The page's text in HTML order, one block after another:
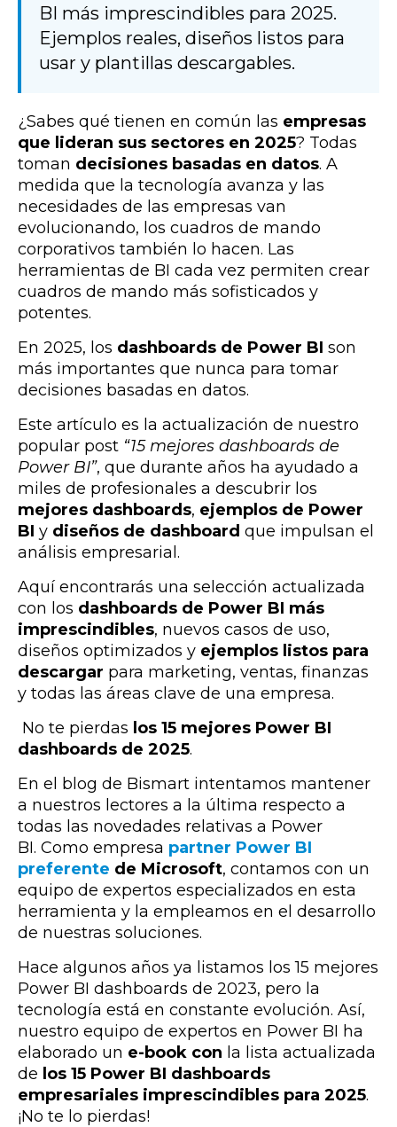
BI más imprescindibles para 2025.
Ejemplos reales, diseños listos para
usar y plantillas descargables.
¿Sabes qué tienen en común las empresas
que lideran sus sectores en 2025? Todas
toman decisiones basadas en datos. A
medida que la tecnología avanza y las
necesidades de las empresas van
evolucionando, los cuadros de mando
corporativos también lo hacen. Las
herramientas de BI cada vez permiten crear
cuadros de mando más sofisticados y
potentes.
En 2025, los dashboards de Power BI son
más importantes que nunca para tomar
decisiones basadas en datos.
Este artículo es la actualización de nuestro
popular post “15 mejores dashboards de
Power BI”, que durante años ha ayudado a
miles de profesionales a descubrir los
mejores dashboards, ejemplos de Power
BI y diseños de dashboard que impulsan el
análisis empresarial.
Aquí encontrarás una selección actualizada
con los dashboards de Power BI más
imprescindibles, nuevos casos de uso,
diseños optimizados y ejemplos listos para
descargar para marketing, ventas, finanzas
y todas las áreas clave de una empresa.
No te pierdas los 15 mejores Power BI
dashboards de 2025.
En el blog de Bismart intentamos mantener
a nuestros lectores a la última respecto a
todas las novedades relativas a Power
BI. Como empresa partner Power BI
preferente de Microsoft, contamos con un
equipo de expertos especializados en esta
herramienta y la empleamos en el desarrollo
de nuestras soluciones.
Hace algunos años ya listamos los 15 mejores
Power BI dashboards de 2023, pero la
tecnología está en constante evolución. Así,
nuestro equipo de expertos en Power BI ha
elaborado un e-book con la lista actualizada
de los 15 Power BI dashboards
empresariales imprescindibles para 2025.
¡No te lo pierdas!